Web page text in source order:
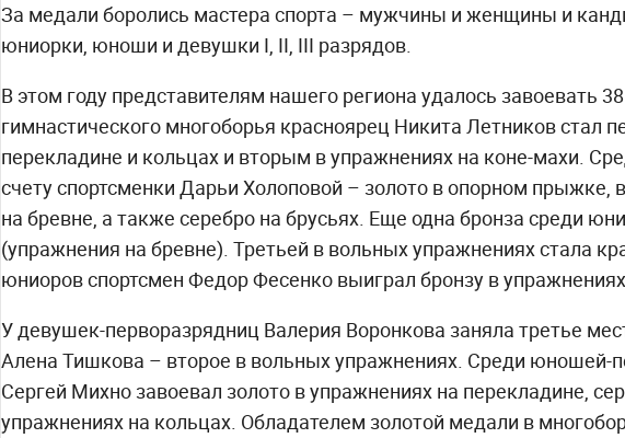
За медали боролись мастера спорта – мужчины и женщины и
юниорки, юноши и девушки I, II, III разрядов.
В этом году представителям нашего региона удалось завоевать
гимнастического многоборья красноярец Никита Летников стал
перекладине и кольцах и вторым в упражнениях на коне-махи.
счету спортсменки Дарьи Холоповой – золото в опорном прыжке,
на бревне, а также серебро на брусьях. Еще одна бронза среди
(упражнения на бревне). Третьей в вольных упражнениях стала
юниоров спортсмен Федор Фесенко выиграл бронзу в
У девушек-перворазрядниц Валерия Воронкова заняла третье
Алена Тишкова – второе в вольных упражнениях. Среди юношей-
Сергей Михно завоевал золото в упражнениях на перекладине,
упражнениях на кольцах. Обладателем золотой медали в